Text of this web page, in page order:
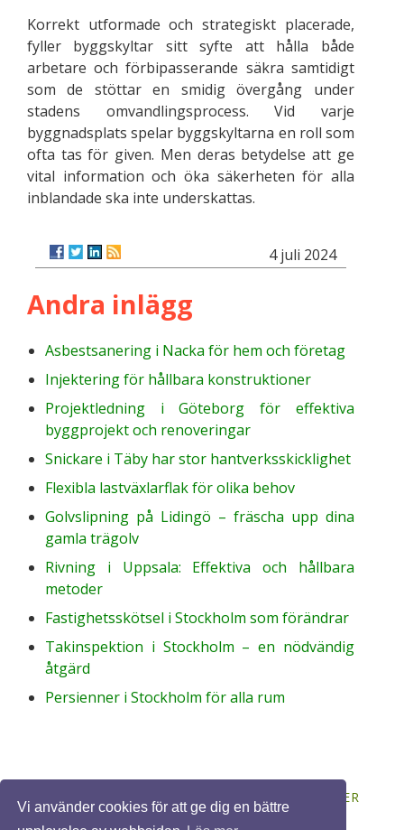
Vi använder cookies för att ge dig en bättre
Korrekt utformade och strategiskt placerade,
fyller byggskyltar sitt syfte att hålla både
arbetare och förbipasserande säkra samtidigt
som de stöttar en smidig övergång under
stadens omvandlingsprocess. Vid varje
byggnadsplats spelar byggskyltarna en roll som
ofta tas för given. Men deras betydelse att ge
vital information och öka säkerheten för alla
inblandade ska inte underskattas.
4 juli 2024
Andra inlägg
Asbestsanering i Nacka för hem och företag
Injektering för hållbara konstruktioner
Projektledning i Göteborg för effektiva
byggprojekt och renoveringar
Snickare i Täby har stor hantverksskicklighet
Flexibla lastväxlarflak för olika behov
Golvslipning på Lidingö – fräscha upp dina
gamla trägolv
Rivning i Uppsala: Effektiva och hållbara
metoder
Fastighetsskötsel i Stockholm som förändrar
Takinspektion i Stockholm – en nödvändig
åtgärd
Persienner i Stockholm för alla rum
© 2026 BYGGASJÄLV.ORG. ALLA RÄTTIGHETER
FÖRBEHÅLLNA. DESIGN BYFCT